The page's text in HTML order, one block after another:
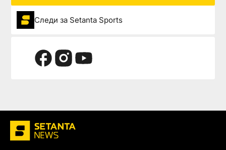
Следи за Setanta Sports